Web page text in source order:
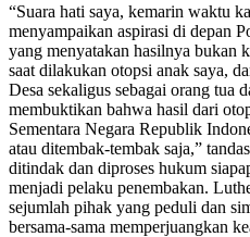
“Suara hati saya, kemarin waktu
menyampaikan aspirasi di depan
yang menyatakan hasilnya bukan
saat dilakukan otopsi anak saya,
Desa sekaligus sebagai orang tua
membuktikan bahwa hasil dari
Sementara Negara Republik
atau ditembak-tembak saja,”
ditindak dan diproses hukum
menjadi pelaku penembakan.
sejumlah pihak yang peduli dan
bersama-sama memperjuangkan